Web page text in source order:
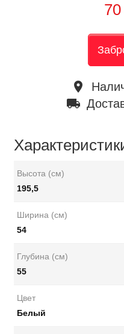
place
local_shipping
Высота (см)
195,5
Ширина (см)
54
Глубина (см)
55
Цвет
Белый